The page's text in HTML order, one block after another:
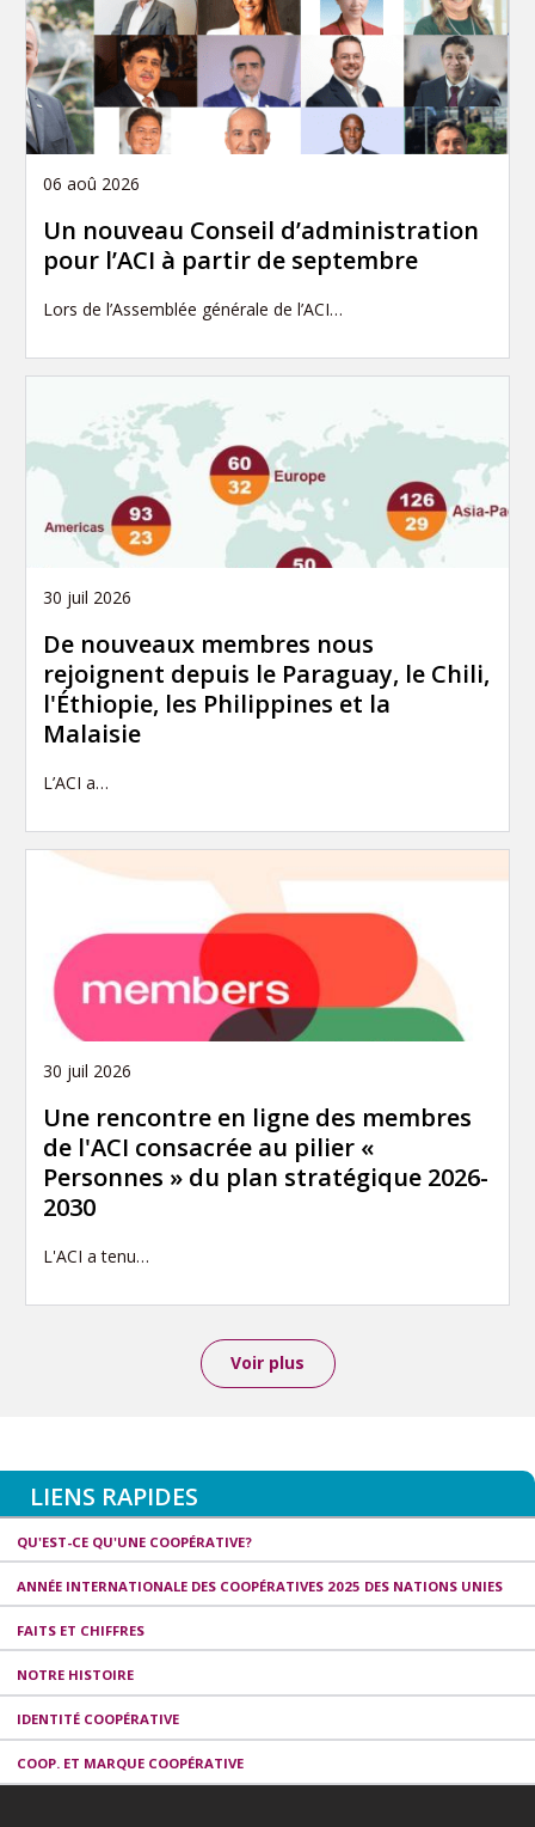
06 aoû 2026
Un nouveau Conseil d’administration
pour l’ACI à partir de septembre
Lors de l’Assemblée générale de l’ACI…
30 juil 2026
De nouveaux membres nous
rejoignent depuis le Paraguay, le Chili,
l'Éthiopie, les Philippines et la
Malaisie
L’ACI a…
30 juil 2026
Une rencontre en ligne des membres
de l'ACI consacrée au pilier «
Personnes » du plan stratégique 2026-
2030
L'ACI a tenu…
Voir plus
LIENS RAPIDES
QU'EST-CE QU'UNE COOPÉRATIVE?
ANNÉE INTERNATIONALE DES COOPÉRATIVES 2025 DES NATIONS UNIES
FAITS ET CHIFFRES
NOTRE HISTOIRE
IDENTITÉ COOPÉRATIVE
COOP. ET MARQUE COOPÉRATIVE